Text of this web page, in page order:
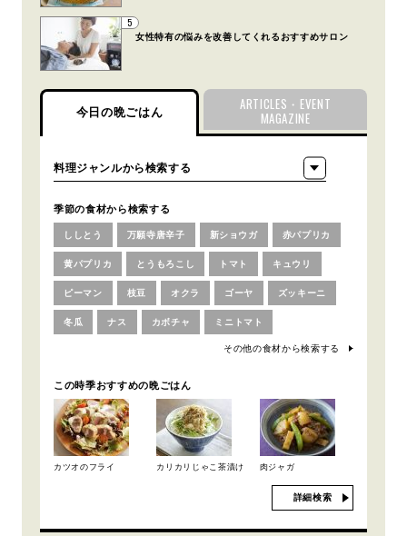
5
女性特有の悩みを改善してくれるおすすめサロン
今日の晩ごはん
ARTICLES・EVENT
MAGAZINE
季節の食材から検索する
ししとう 万願寺唐辛子 新ショウガ 赤パプリカ
黄パプリカ とうもろこし トマト キュウリ
ピーマン 枝豆 オクラ ゴーヤ ズッキーニ
冬瓜 ナス カボチャ ミニトマト
その他の食材から検索する
この時季おすすめの晩ごはん
カツオのフライ カリカリじゃこ茶漬け 肉ジャガ
詳細検索